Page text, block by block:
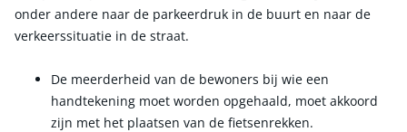
onder andere naar de parkeerdruk in de buurt en naar de
verkeerssituatie in de straat.
De meerderheid van de bewoners bij wie een
handtekening moet worden opgehaald, moet akkoord
zijn met het plaatsen van de fietsenrekken.